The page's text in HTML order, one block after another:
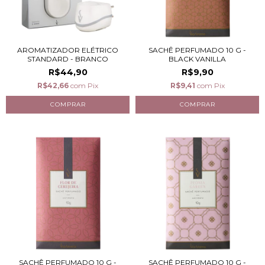
AROMATIZADOR ELÉTRICO
STANDARD - BRANCO
R$44,90
R$42,66 com Pix
SACHÊ PERFUMADO 10 G -
BLACK VANILLA
R$9,90
R$9,41 com Pix
SACHÊ PERFUMADO 10 G -
SACHÊ PERFUMADO 10 G -